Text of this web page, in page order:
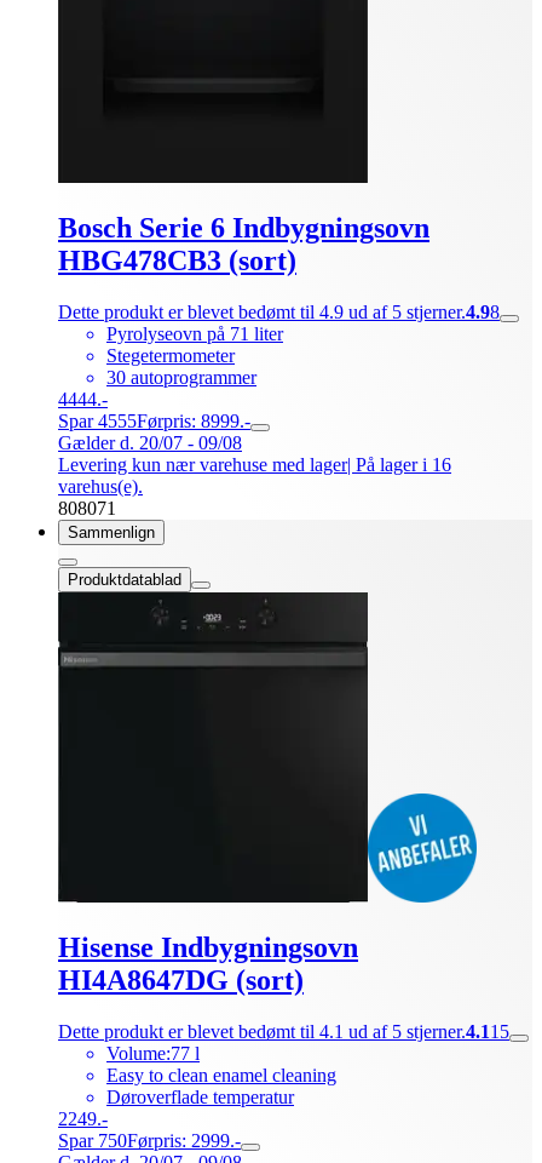
Bosch Serie 6 Indbygningsovn
HBG478CB3 (sort)
Dette produkt er blevet bedømt til 4.9 ud af 5 stjerner.4.98
Pyrolyseovn på 71 liter
Stegetermometer
30 autoprogrammer
4444.-
Spar 4555Førpris: 8999.-
Gælder d. 20/07 - 09/08
Levering kun nær varehuse med lager| På lager i 16
varehus(e).
808071
Sammenlign
Produktdatablad
Hisense Indbygningsovn
HI4A8647DG (sort)
Dette produkt er blevet bedømt til 4.1 ud af 5 stjerner.4.115
Volume:77 l
Easy to clean enamel cleaning
Døroverflade temperatur
2249.-
Spar 750Førpris: 2999.-